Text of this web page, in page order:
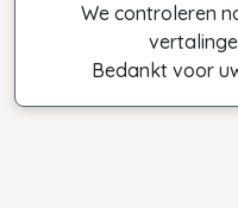
We controleren
Bedankt voor